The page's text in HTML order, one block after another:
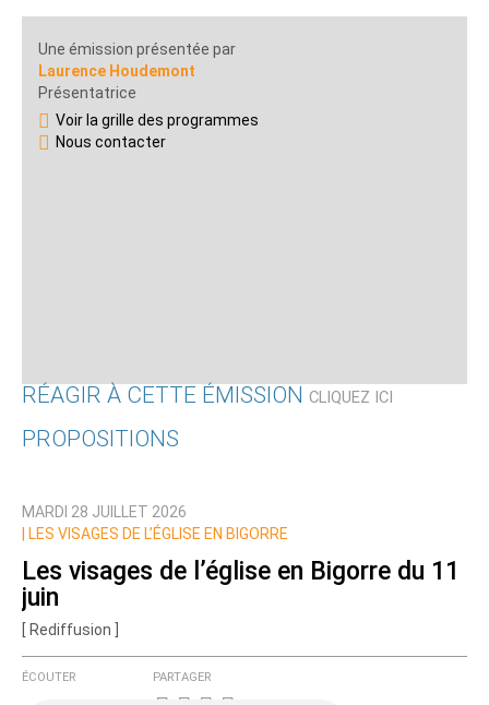
Une émission présentée par
Laurence Houdemont
Présentatrice
Voir la grille des programmes
Nous contacter
RÉAGIR À CETTE ÉMISSION CLIQUEZ ICI
Nom
PROPOSITIONS
MARDI 28 JUILLET 2026
LES VISAGES DE L’ÉGLISE EN BIGORRE
Les visages de l’église en Bigorre du 11
juin
[ Rediffusion ]
ÉCOUTER PARTAGER